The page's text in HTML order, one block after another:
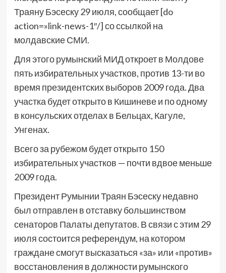
Траяну Бэсеску 29 июля, сообщает [do
action=»link-news-1″/] со ссылкой на
молдавские СМИ.
Для этого румынский МИД откроет в Молдове
пять избирательных участков, против 13-ти во
время президентских выборов 2009 года. Два
участка будет открыто в Кишиневе и по одному
в консульских отделах в Бельцах, Кагуле,
Унгенах.
Всего за рубежом будет открыто 150
избирательных участков — почти вдвое меньше
2009 года.
Президент Румынии Траян Бэсеску недавно
был отправлен в отставку большинством
сенаторов Палаты депутатов. В связи с этим 29
июля состоится референдум, на котором
граждане смогут высказаться «за» или «против»
восстановления в должности румынского